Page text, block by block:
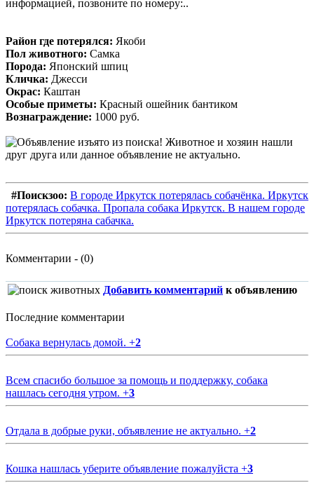
информацией, позвоните по номеру:..
Район где потерялся: Якоби
Пол животного: Самка
Порода: Японский шпиц
Кличка: Джесси
Окрас: Каштан
Особые приметы: Красный ошейник бантиком
Вознаграждение: 1000 руб.
#Поискзоо: В городе Иркутск потерялась собачёнка. Иркутск
потерялась собачка. Пропала собака Иркутск. В нашем городе
Иркутск потеряна сабачка.
Комментарии - (0)
Добавить комментарий к объявлению
Последние комментарии
Собака вернулась домой. +2
Всем спасибо большое за помощь и поддержку, собака
нашлась сегодня утром. +3
Отдала в добрые руки, объявление не актуально. +2
Кошка нашлась уберите объявление пожалуйста +3